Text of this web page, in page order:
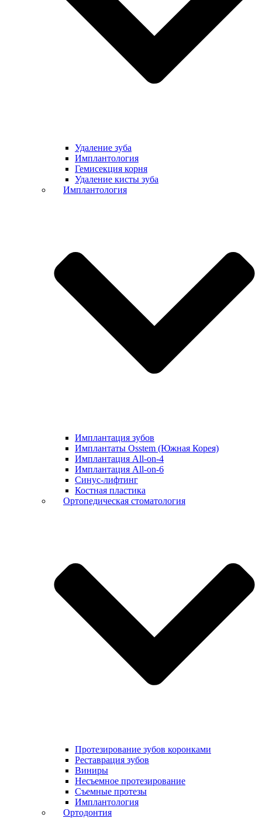
Удаление зуба
Имплантология
Гемисекция корня
Удаление кисты зуба
Имплантология
Имплантация зубов
Имплантаты Osstem (Южная Корея)
Имплантация All-on-4
Имплантация All-on-6
Синус-лифтинг
Костная пластика
Ортопедическая стоматология
Протезирование зубов коронками
Реставрация зубов
Виниры
Несъемное протезирование
Съемные протезы
Имплантология
Ортодонтия